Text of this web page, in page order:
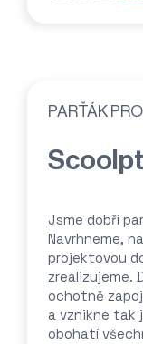
PARŤÁK
Scoolpt
Jsme dobří
Navrhneme,
projektovou
zrealizujeme.
ochotně
a vznikne tak
obohatí